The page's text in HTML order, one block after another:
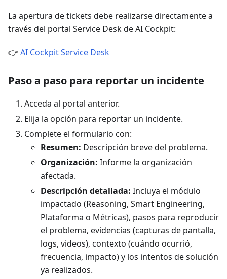
La apertura de tickets debe realizarse directamente a
través del portal Service Desk de AI Cockpit:
👉 AI Cockpit Service Desk
Paso a paso para reportar un incidente
Acceda al portal anterior.
Elija la opción para reportar un incidente.
Complete el formulario con:
Resumen: Descripción breve del problema.
Organización: Informe la organización
afectada.
Descripción detallada: Incluya el módulo
impactado (Reasoning, Smart Engineering,
Plataforma o Métricas), pasos para reproducir
el problema, evidencias (capturas de pantalla,
logs, videos), contexto (cuándo ocurrió,
frecuencia, impacto) y los intentos de solución
ya realizados.